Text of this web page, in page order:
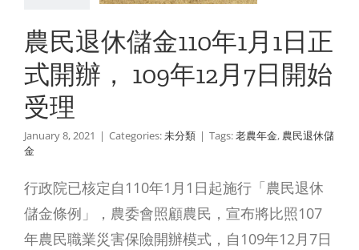
理
未分類
農民退休儲金110年1月1日正
式開辦， 109年12月7日開始
受理
January 8, 2021 | Categories:未分類 | Tags:老農年金, 農民退休儲
金
行政院已核定自110年1月1日起施行「農民退休
儲金條例」，農委會照顧農民，宣布將比照107
年農民職業災害保險開辦模式，自109年12月7日